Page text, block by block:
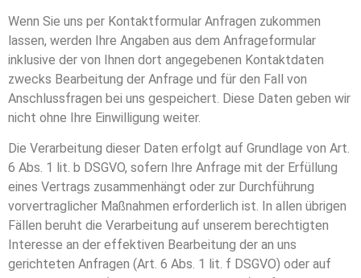
Wenn Sie uns per Kontaktformular Anfragen zukommen
lassen, werden Ihre Angaben aus dem Anfrageformular
inklusive der von Ihnen dort angegebenen Kontaktdaten
zwecks Bearbeitung der Anfrage und für den Fall von
Anschlussfragen bei uns gespeichert. Diese Daten geben wir
nicht ohne Ihre Einwilligung weiter.
Die Verarbeitung dieser Daten erfolgt auf Grundlage von Art.
6 Abs. 1 lit. b DSGVO, sofern Ihre Anfrage mit der Erfüllung
eines Vertrags zusammenhängt oder zur Durchführung
vorvertraglicher Maßnahmen erforderlich ist. In allen übrigen
Fällen beruht die Verarbeitung auf unserem berechtigten
Interesse an der effektiven Bearbeitung der an uns
gerichteten Anfragen (Art. 6 Abs. 1 lit. f DSGVO) oder auf